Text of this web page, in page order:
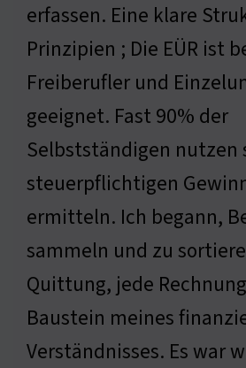
erfassen. Eine klare
Prinzipien ; Die EÜR ist
Freiberufler und
geeignet. Fast 90% der
Selbstständigen nutzen
steuerpflichtigen
ermitteln. Ich begann,
sammeln und zu
Quittung, jede
Baustein meines
Verständnisses. Es war